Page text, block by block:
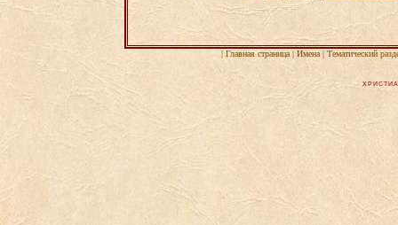
| Главная страница| Имена| Тематический